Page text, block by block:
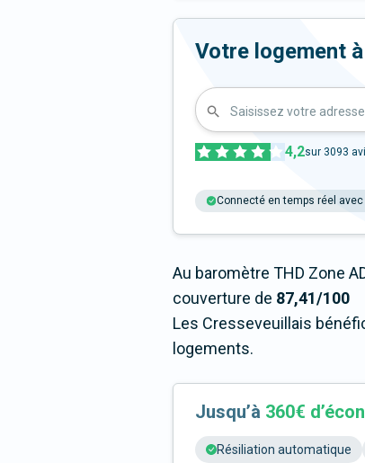
Votre logement
Saisissez votre adresse
4,2sur 3093
Connecté en temps réel
Au baromètre THD Zone
couverture de 87,41/100
Les Cresseveuillais
logements.
Jusqu’à 360€
Résiliation automatique